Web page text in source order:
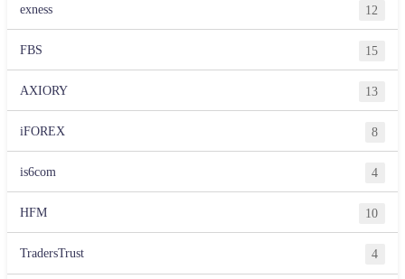
exness 12
FBS 15
AXIORY 13
iFOREX 8
is6com 4
HFM 10
TradersTrust 4